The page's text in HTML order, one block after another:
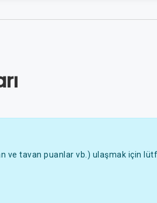
ve tavan puanlar vb.) ulaşmak için